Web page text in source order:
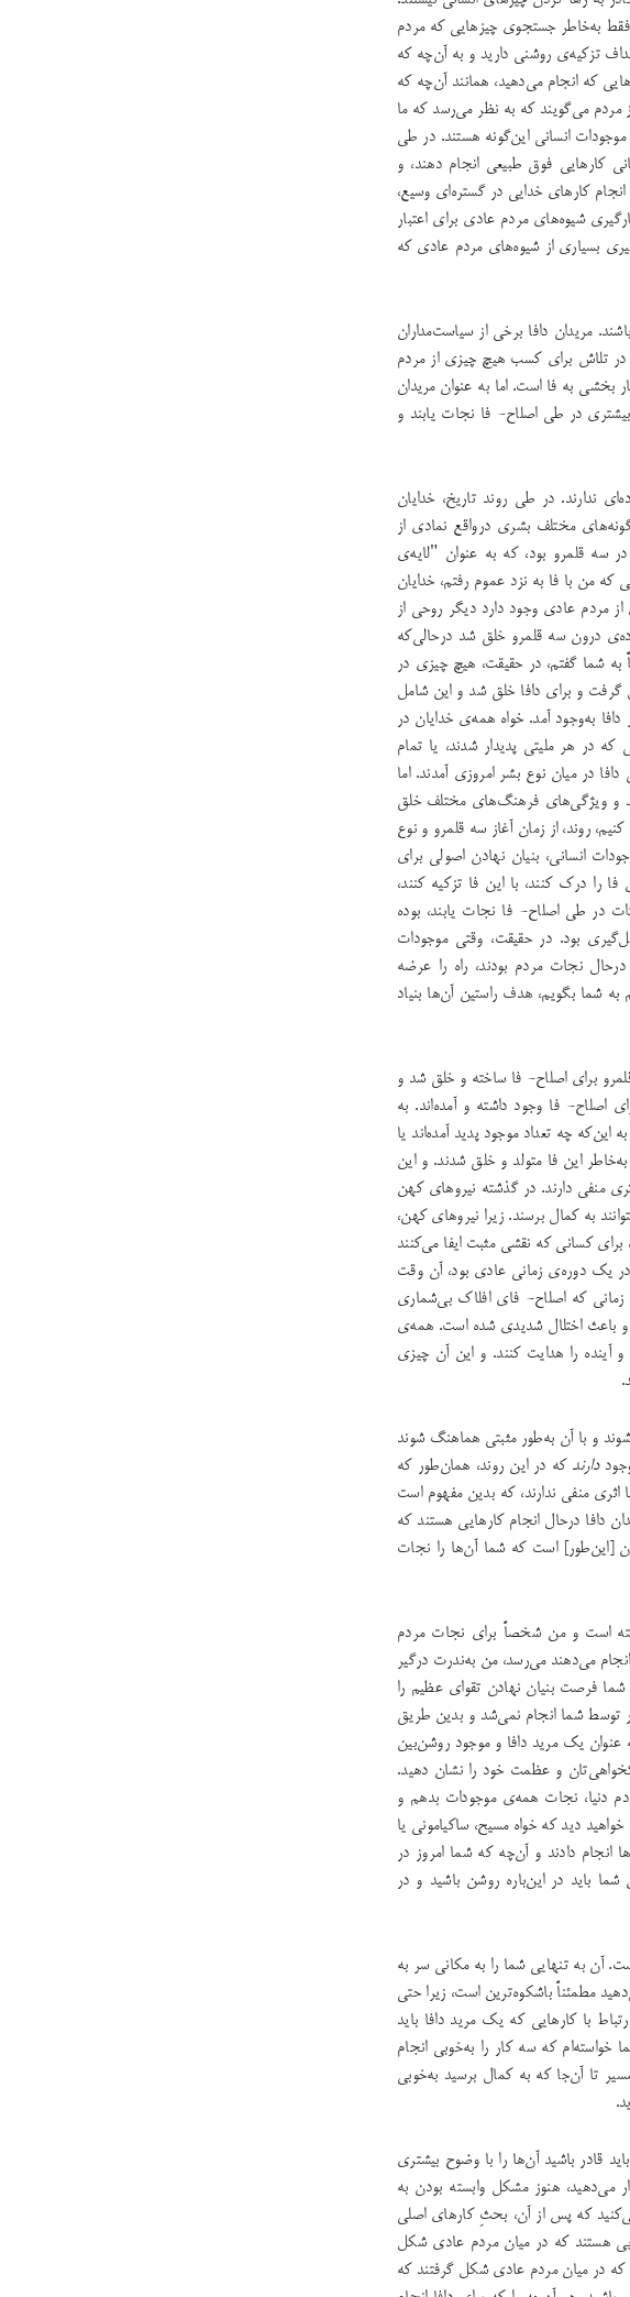
فقط به‌خاطر جستجوی چیزهایی که مردم
تزکیه‌ی روشنی دارید و به آن‌چه که
که انجام می‌دهید، همانند آن‌چه که
مردم می‌گویند که به نظر می‌رسد که‌ ما
انسانی این‌گونه هستند. در طی
کارهایی فوق طبیعی انجام دهند، و
کارهای خدایی در گستره‌ای وسیع،
شیوه‌های مردم عادی برای اعتبار
بسیاری از شیوه‌های مردم عادی که
مریدان دافا برخی از سیاست‌مداران
در تلاش برای کسب هیچ چیز‌ی از مردم
بخشی به فا است. اما به عنوان مریدان
در طی اصلاح- فا نجات یابند و
ندارند. در طی روند تاریخ، خدایان
مختلف بشری درواقع نمادی از
سه قلمرو ‌بود، که به عنوان "لایه‌ی
من با فا به نزد عموم رفتم، خدایان
از مردم عادی وجود دارد دیگر روحی از
درون سه قلمرو خلق شد درحالی‌که
به شما گفتم، در حقیقت، هیچ چیزی در
گرفت و برای دافا خلق شد و این شامل
به‌وجود آمد. خواه همه‌ی خدایان در
در هر ملیتی پدیدار شدند، یا تمام
در میان نوع بشر امروزی آمدند. اما
شد و ویژگی‌های فرهنگ‌های مختلف خلق
روند، از زمان آغاز سه قلمرو و نوع
انسانی، بنیان نهادن اصولی برای
را درک کنند، با این فا تزکیه کنند،
در طی اصلاح- فا نجات یابند، بوده
بود. در حقیقت، وقتی موجودات
نجات مردم بودند، راه را عرضه
شما بگویم، هدف راستین آن‌ها بنیاد
برای اصلاح- فا ساخته ‌و خلق شد و
اصلاح- فا وجود داشته‌ و آمده‌اند. به
چه تعداد موجود پدید آمده‌اند یا
این فا متولد و خلق شدند. و این
منفی دارند. در گذشته نیروهای کهن
به کمال برسند. زیرا نیروهای کهن،
کسانی که نقشی مثبت ایفا می‌کنند
در یک‌ دوره‌ی ‌زمانی عادی بود، آن وقت
زمانی که اصلاح- فای افلاک بی‌شماری
و باعث اختلال شدیدی شده است. همه‌ی
و آینده را هدایت کنند. و این آن چیزی
و با آن به‌طور مثبتی هماهنگ شوند
دارند که در این روند، همان‌طور که
اثری منفی ندارند، که بدین مفهوم است
دافا درحال انجام کارهایی هستند که
[این‌طور] است که شما آن‌ها را نجات
است و من شخصاً برای نجات مردم
می‌دهند می‌رسد، من به‌ندرت درگیر
فرصت بنیان نهادن تقوای عظیم‌ را
توسط شما انجام نمی‌شد و بدین ‌طریق
یک مرید دافا و موجود روشن‌بین
و عظمت خود را نشان دهید.
دنیا، نجات همه‌ی موجودات بدهم و
دید که خواه مسیح، ساکیامونی یا
دادند و آن‌چه که شما امروز در
باید در این‌باره روشن باشید و در
آن به تنهایی شما را به مکانی سر به
مطمئناً باشکوه‌ترین است، زیرا حتی
با کارهایی که یک مرید دافا باید
خواسته‌ام که سه کار را به‌خوبی انجام
تا آن‌جا که به کمال برسید به‌خوبی
قادر باشید آن‌ها را با وضوح بیشتری
می‌دهید، هنوز مشکل وابسته بودن به
که پس از آن، بحثِ کارهای اصلی
هستند که در میان مردم عادی شکل
که در میان مردم عادی شکل گرفتند که